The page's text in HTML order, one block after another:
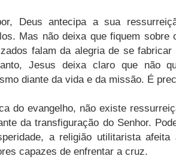
Deus antecipa a sua
Mas não deixa que fiquem
falam da alegria de se
Jesus deixa claro que não
diante da vida e da missão. É
do evangelho, não existe
da transfiguração do Senhor.
a religião utilitarista
capazes de enfrentar a cruz.